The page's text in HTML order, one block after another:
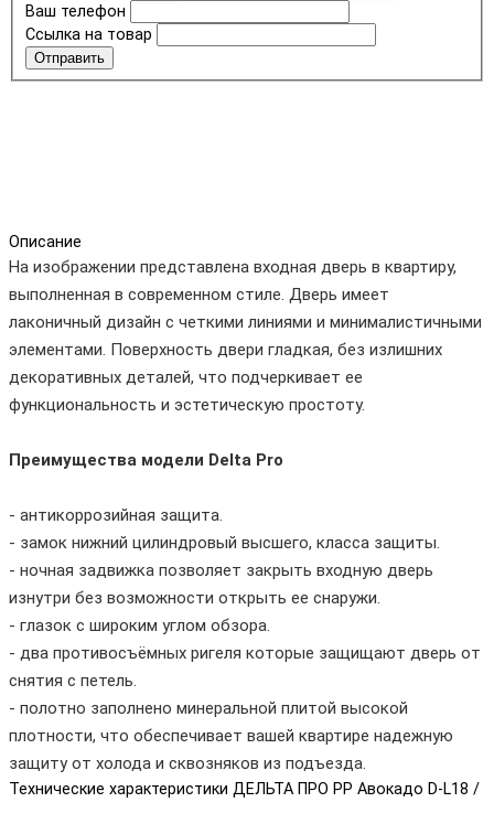
Ваш телефон
Ссылка на товар
Отправить
Описание
На изображении представлена входная дверь в квартиру,
выполненная в современном стиле. Дверь имеет
лаконичный дизайн с четкими линиями и минималистичными
элементами. Поверхность двери гладкая, без излишних
декоративных деталей, что подчеркивает ее
функциональность и эстетическую простоту.
Преимущества модели Delta Pro
- антикоррозийная защита.
- замок нижний цилиндровый высшего, класса защиты.
- ночная задвижка позволяет закрыть входную дверь
изнутри без возможности открыть ее снаружи.
- глазок с широким углом обзора.
- два противосъёмных ригеля которые защищают дверь от
снятия с петель.
- полотно заполнено минеральной плитой высокой
плотности, что обеспечивает вашей квартире надежную
защиту от холода и сквозняков из подъезда.
Технические характеристики ДЕЛЬТА ПРО PP Авокадо D-L18 /